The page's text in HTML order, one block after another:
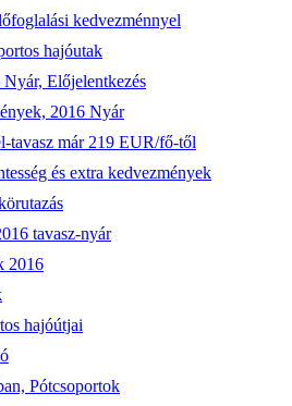
kedvezménnyel
hajóutak
Előjelentkezés
2016 Nyár
tavasz már 219 EUR/fő-től
és extra kedvezmények
tavasz-nyár
2016
hajóútjai
Pótcsoportok